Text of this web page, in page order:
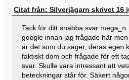
Citat från: Silverjägarn skrivet 16
Tack för ditt snabba svar
google innan jag frågade här
är det som du säger, deras egen
faktiskt dom och frågade för ett
svar. Skulle vara intressant att
beteckningar står för. Säkert